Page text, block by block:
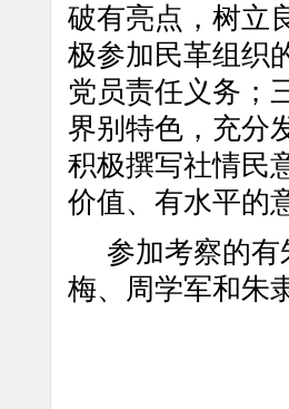
破有亮点，树立
极参加民革组织
党员责任义务；
界别特色，充分
积极撰写社情民
价值、有水平的
参加考察的有
梅、周学军和朱